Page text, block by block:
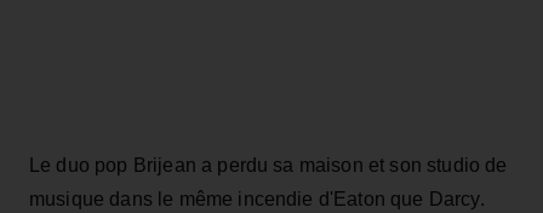
Le duo pop Brijean a perdu sa maison et son studio de
musique dans le même incendie d'Eaton que Darcy.